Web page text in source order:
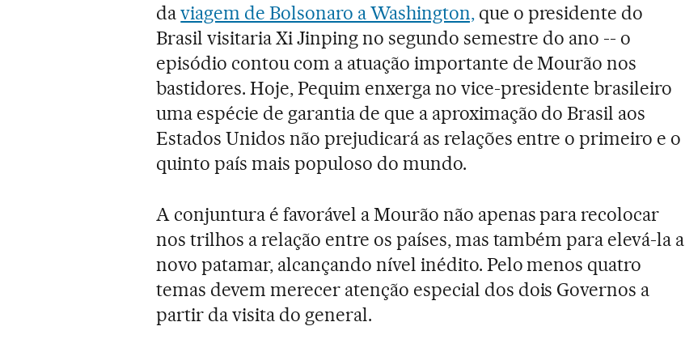
daviagem de Bolsonaro a Washington,que o presidente do
Brasil visitaria Xi Jinping no segundo semestre do ano -- o
episódio contou com a atuação importante de Mourão nos
bastidores. Hoje, Pequim enxerga no vice-presidente brasileiro
uma espécie de garantia de que a aproximação do Brasil aos
Estados Unidos não prejudicará as relações entre o primeiro e o
quinto país mais populoso do mundo.
A conjuntura é favorável a Mourão não apenas para recolocar
nos trilhos a relação entre os países, mas também para elevá-la a
novo patamar, alcançando nível inédito. Pelo menos quatro
temas devem merecer atenção especial dos dois Governos a
partir da visita do general.